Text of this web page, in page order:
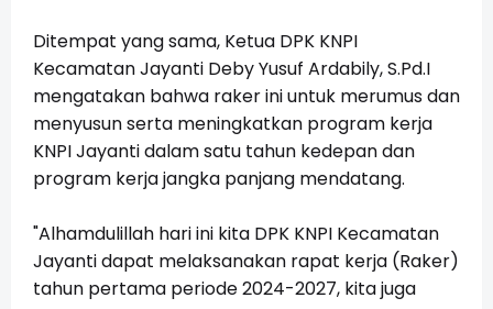
Ditempat yang sama, Ketua DPK KNPI
Kecamatan Jayanti Deby Yusuf Ardabily, S.Pd.I
mengatakan bahwa raker ini untuk merumus dan
menyusun serta meningkatkan program kerja
KNPI Jayanti dalam satu tahun kedepan dan
program kerja jangka panjang mendatang.
"Alhamdulillah hari ini kita DPK KNPI Kecamatan
Jayanti dapat melaksanakan rapat kerja (Raker)
tahun pertama periode 2024-2027, kita juga